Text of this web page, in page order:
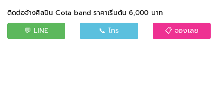
ติดต่อจ้างศิลปิน Cota band ราคาเริ่มต้น 6,000 บาท
💬 LINE
📞 โทร 📋 จองเลย